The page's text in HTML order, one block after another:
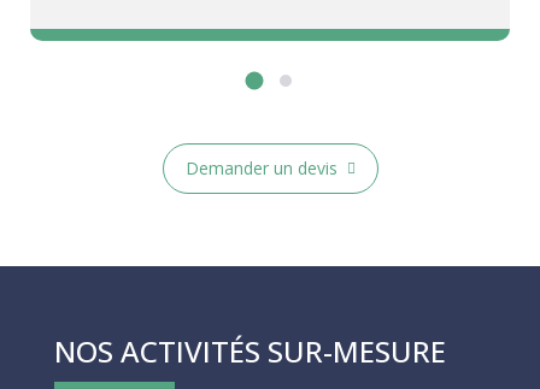
Demander un devis
NOS ACTIVITÉS SUR-MESURE